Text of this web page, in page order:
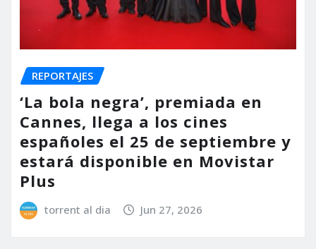
REPORTAJES
‘La bola negra’, premiada en
Cannes, llega a los cines
españoles el 25 de septiembre y
estará disponible en Movistar
Plus
torrent al dia Jun 27, 2026